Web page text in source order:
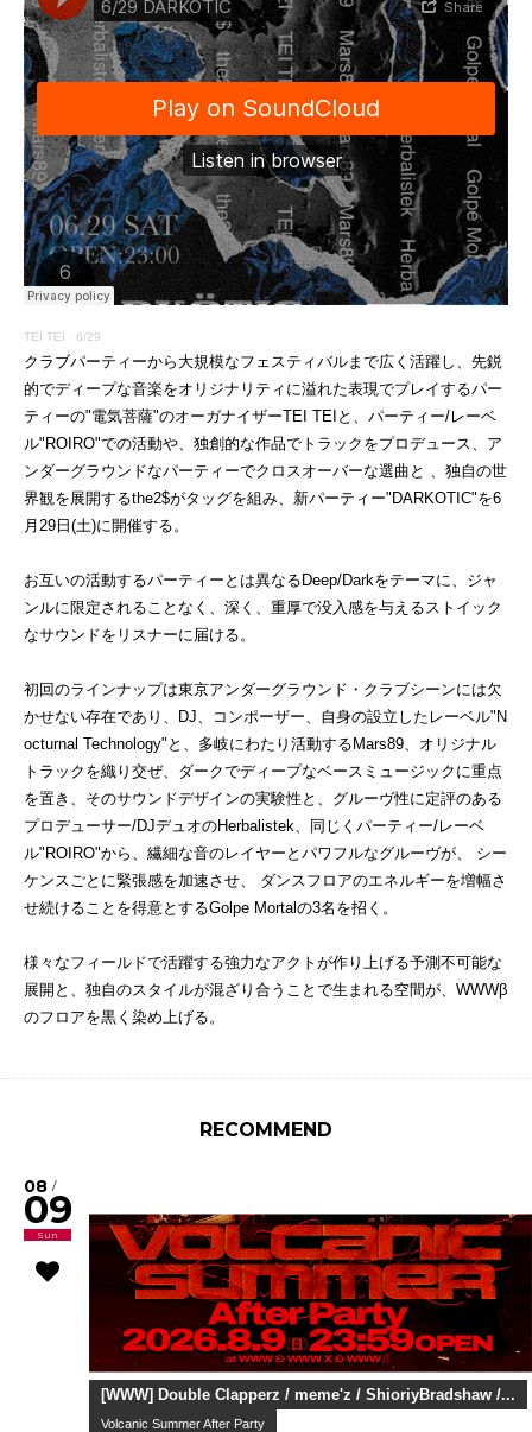
TEI TEI · 6/29
クラブパーティーから大規模なフェスティバルまで広く活躍し、先鋭
的でディープな音楽をオリジナリティに溢れた表現でプレイするパー
ティーの"電気菩薩"のオーガナイザーTEI TEIと、パーティー/レーベ
ル"ROIRO"での活動や、独創的な作品でトラックをプロデュース、ア
ンダーグラウンドなパーティーでクロスオーバーな選曲と 、独自の世
界観を展開するthe2$がタッグを組み、新パーティー"DARKOTIC"を6
月29日(土)に開催する。
お互いの活動するパーティーとは異なるDeep/Darkをテーマに、ジャ
ンルに限定されることなく、深く、重厚で没入感を与えるストイック
なサウンドをリスナーに届ける。
初回のラインナップは東京アンダーグラウンド・クラブシーンには欠
かせない存在であり、DJ、コンポーザー、自身の設立したレーベル"N
octurnal Technology"と、多岐にわたり活動するMars89、オリジナル
トラックを織り交ぜ、ダークでディープなベースミュージックに重点
を置き、そのサウンドデザインの実験性と、グルーヴ性に定評のある
プロデューサー/DJデュオのHerbalistek、同じくパーティー/レーベ
ル"ROIRO"から、繊細な音のレイヤーとパワフルなグルーヴが、 シー
ケンスごとに緊張感を加速させ、 ダンスフロアのエネルギーを増幅さ
せ続けることを得意とするGolpe Mortalの3名を招く。
様々なフィールドで活躍する強力なアクトが作り上げる予測不可能な
展開と、独自のスタイルが混ざり合うことで生まれる空間が、WWWβ
のフロアを黒く染め上げる。
RECOMMEND
08 /
09
Sun
[WWW] Double Clapperz / meme'z / ShioriyBradshaw /...
Volcanic Summer After Party